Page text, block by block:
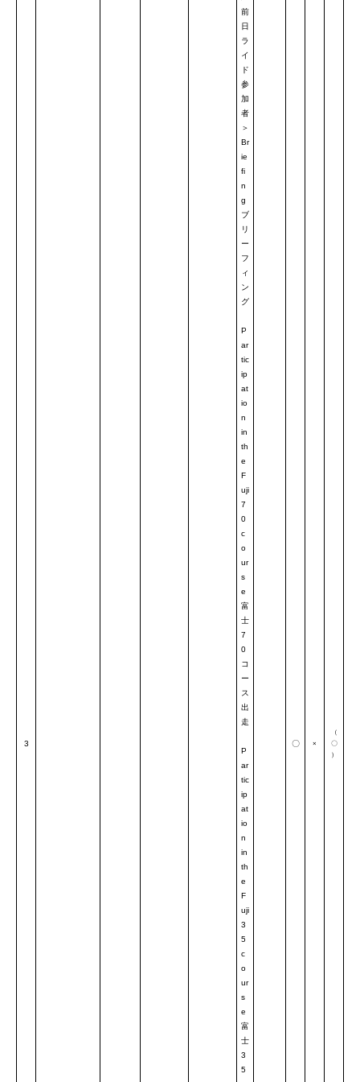
3
前
日
ラ
イ
ド
参
加
者
＞
Br
ie
fi
n
g
ブ
リ
ー
フ
ィ
ン
グ
P
ar
tic
ip
at
io
n
in
th
e
F
uji
7
0
c
o
ur
s
e
富
士
7
0
コ
ー
ス
出
走
P
ar
tic
ip
at
io
n
in
th
e
F
uji
3
5
c
o
ur
s
e
富
士
3
5
〇 ×
（
〇
）